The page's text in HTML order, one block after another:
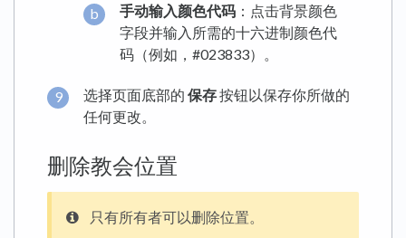
手动输入颜色代码 ：点击背景颜色
字段并输入所需的十六进制颜色代
码（例如，#023833）。
选择页面底部的 保存按钮以保存你所做的
任何更改。
删除教会位置
只有所有者可以删除位置。